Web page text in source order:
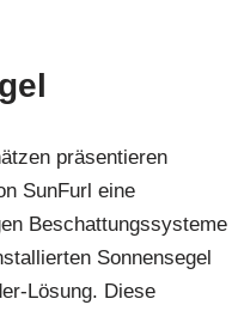
präsentieren
SunFurl eine
Beschattungssysteme
Sonnensegel
Lösung. Diese